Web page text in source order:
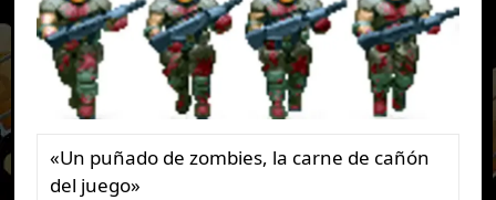
«Un puñado de zombies, la carne de cañón
del juego»